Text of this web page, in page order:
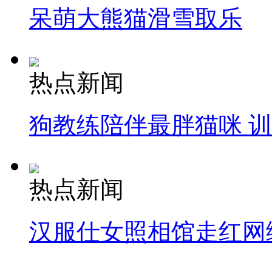
呆萌大熊猫滑雪取乐
热点新闻
狗教练陪伴最胖猫咪
热点新闻
汉服仕女照相馆走红网